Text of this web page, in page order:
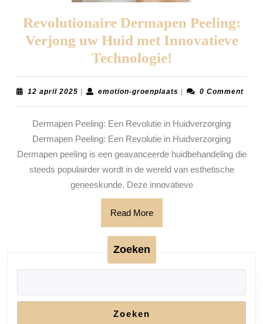
Revolutionaire Dermapen Peeling:
Verjong uw Huid met Innovatieve
Technologie!
Dermapen
Peeling:
Verjong
uw
Huid
met
Innovatieve
12 april 2025 12
| emotion-groenplaatsemotion-
| 0 Comment
Dermapen Peeling: Een Revolutie in Huidverzorging
Dermapen Peeling: Een Revolutie in Huidverzorging
Dermapen peeling is een geavanceerde huidbehandeling die
steeds populairder wordt in de wereld van esthetische
geneeskunde. Deze innovatieve
Read MoreRead
More
Zoeken
Zoeken